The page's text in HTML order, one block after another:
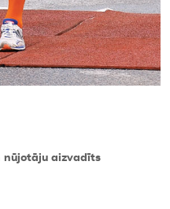
nūjotāju aizvadīts